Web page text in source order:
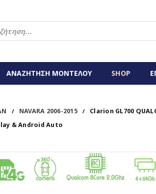
ΑΝΑΖΗΤΗΣΗ ΜΟΝΤΕΛΟΥ SHOP
/ NAVARA 2006-2015 /
Clarion GL700
& Android Auto